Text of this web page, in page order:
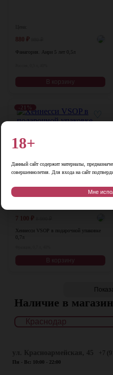
₽
Фанагория. Анри 5 лет 0,5л
В корзину
-21%
7 100 ₽
Хеннесси VSOP в подарочной упаковке
0,7л
В корзину
Наличие в
+7
Пн - Вс: 10:00 - 22:00
18+
Данный сайт содержит материалы,
совершеннолетия. Для входа на сайт
Мне